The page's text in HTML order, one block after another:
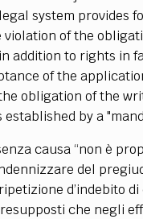
system provides
of the
addition to rights in
of the
obligation of the
by a
causa “non è
del
d’indebito di
che negli